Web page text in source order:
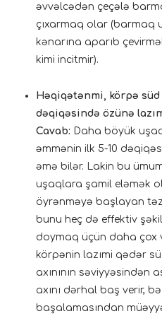
əvvəlcədən çeçələ
çıxarmaq olar (barmaq
kənarına aparıb
kimi incitmir).
Həqiqətənmi, körpə süd
dəqiqəsində özünə
Cavab: Daha böyük
əmmənin ilk 5-10
əmə bilər. Lakin bu
uşaqlara şamil eləmək
öyrənməyə başlayan
bunu heç də effektiv
doymaq üçün daha çox
körpənin lazımi qədər
axınının səviyyəsindən
axını dərhal baş verir,
başalamasından